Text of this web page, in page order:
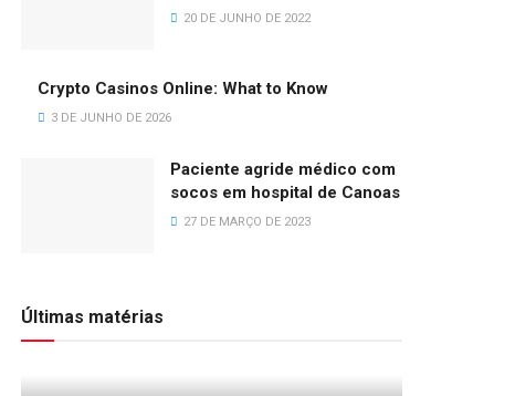
20 DE JUNHO DE 2022
Crypto Casinos Online: What to Know
3 DE JUNHO DE 2026
Paciente agride médico com
socos em hospital de Canoas
27 DE MARÇO DE 2023
Últimas matérias